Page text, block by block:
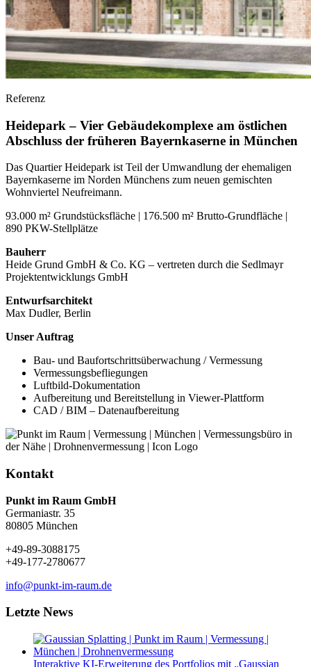
Referenz
Heidepark – Vier Gebäudekomplexe am östlichen
Abschluss der früheren Bayernkaserne in München
Das Quartier Heidepark ist Teil der Umwandlung der ehemaligen
Bayernkaserne im Norden Münchens zum neuen gemischten
Wohnviertel Neufreimann.
93.000 m² Grundstücksfläche | 176.500 m² Brutto-Grundfläche |
890 PKW-Stellplätze
Bauherr
Heide Grund GmbH & Co. KG – vertreten durch die Sedlmayr
Projektentwicklungs GmbH
Entwurfsarchitekt
Max Dudler, Berlin
Unser Auftrag
Bau- und Baufortschrittsüberwachung / Vermessung
Vermessungsbefliegungen
Luftbild-Dokumentation
Aufbereitung und Bereitstellung in Viewer-Plattform
CAD / BIM – Datenaufbereitung
Kontakt
Punkt im Raum GmbH
Germaniastr. 35
80805 München
+49-89-3088175
+49-177-2780677
info@punkt-im-raum.de
Letzte News
Interaktive KI-Erweiterung des Portfolios mit „Gaussian